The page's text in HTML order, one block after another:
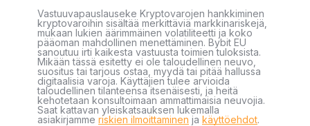
Vastuuvapauslauseke Kryptovarojen hankkiminen
kryptovaroihin sisältää merkittäviä markkinariskejä,
mukaan lukien äärimmäinen volatiliteetti ja koko
pääoman mahdollinen menettäminen. Bybit EU
sanoutuu irti kaikesta vastuusta toimien tuloksista.
Mikään tässä esitetty ei ole taloudellinen neuvo,
suositus tai tarjous ostaa, myydä tai pitää hallussa
digitaalisia varoja. Käyttäjien tulee arvioida
taloudellinen tilanteensa itsenäisesti, ja heitä
kehotetaan konsultoimaan ammattimaisia neuvojia.
Saat kattavan yleiskatsauksen lukemalla
asiakirjamme riskien ilmoittaminen ja käyttöehdot.